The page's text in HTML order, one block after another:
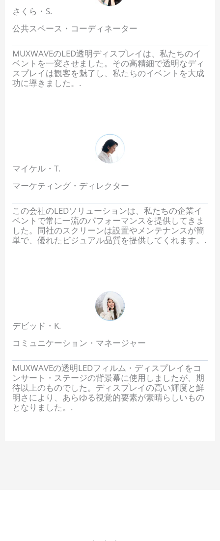
さくら・S.
公共スペース・コーディネーター
MUXWAVEのLED透明ディスプレイは、私たちのイ
ベントを一変させました。その高精細で透明なディ
スプレイは観客を魅了し、私たちのイベントを大成
功に導きました。.
マイケル・T.
マーケティング・ディレクター
この会社のLEDソリューションは、私たちの企業イ
ベントで常に一流のパフォーマンスを提供してきま
した。同社のスクリーンは設置やメンテナンスが簡
単で、優れたビジュアル品質を提供してくれます。.
デビッド・K.
コミュニケーション・マネージャー
MUXWAVEの透明LEDフィルム・ディスプレイをコ
ンサート・ステージの背景幕に使用しましたが、期
待以上のものでした。ディスプレイの高い輝度と鮮
明さにより、あらゆる視覚的要素が素晴らしいもの
となりました。.